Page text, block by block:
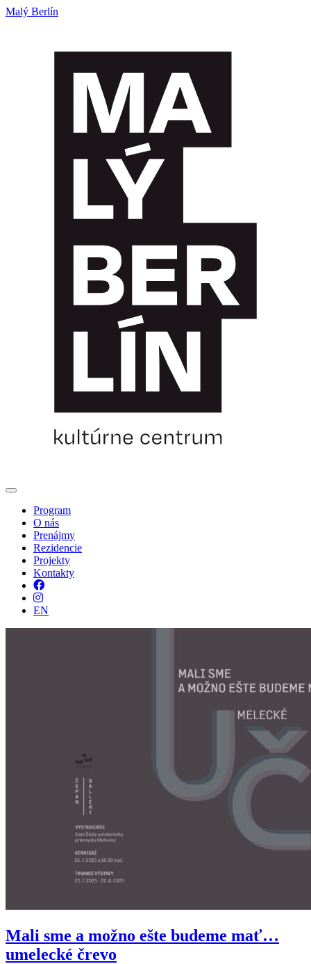
Malý Berlín
Program
O nás
Prenájmy
Rezidencie
Projekty
Kontakty
Facebook
Instagram
EN
Mali sme a možno ešte budeme mať…
umelecké črevo